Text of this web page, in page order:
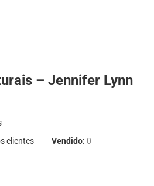
– Jennifer Lynn
clientes Vendido:0